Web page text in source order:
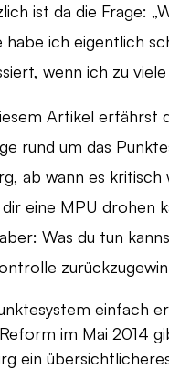
ist da die Frage:
habe ich eigentlich
wenn ich zu
Artikel erfährst
rund um das
ab wann es
eine MPU drohen
Was du tun
einfach
im Mai 2014
ein